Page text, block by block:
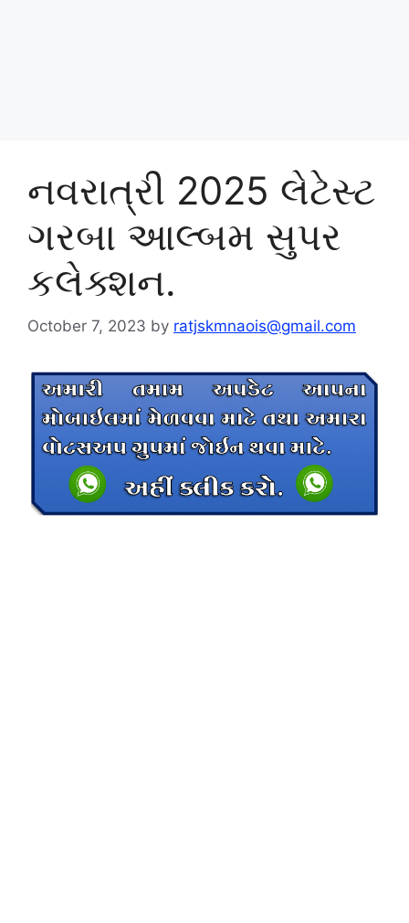
નવરાત્રી 2025 લેટેસ્ટ
ગરબા આલ્બમ સુપર
કલેક્શન.
October 7, 2023 by ratjskmnaois@gmail.com